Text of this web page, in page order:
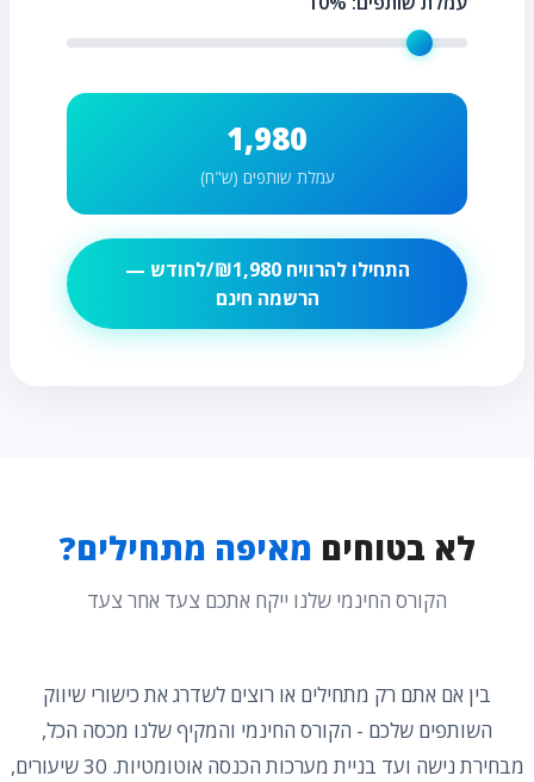
1,980
עמלת שותפים (ש"ח)
התחילו להרוויח ₪1,980
/לחודש —
הרשמה חינם
לא בטוחים מאיפה מתחילים?
הקורס החינמי שלנו ייקח אתכם צעד אחר צעד
בין אם אתם רק מתחילים או רוצים לשדרג את כישורי שיווק
השותפים שלכם - הקורס החינמי והמקיף שלנו מכסה הכל,
מבחירת נישה ועד בניית מערכות הכנסה אוטומטיות. 30 שיעורים,